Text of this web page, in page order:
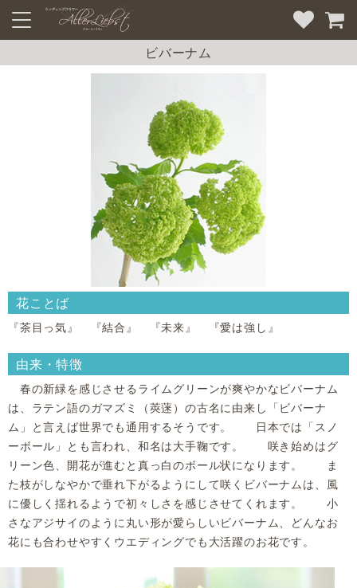
ビバーナム
花ことば
『茶目っ気』 『結合』 『未来』 『愛は強し』
由来・特徴
春の新緑を感じさせるライムグリーンが爽やかなビバーナム
は、ラテン語のガマズミ（莢蒾）の古名に由来し「ビバーナ
ム」と言えば世界でも通用するそうです。 日本では「スノ
ーボール」とも言われ、和名は大手鞠です。 咲き始めはグ
リーン色、開花が進むと真っ白のボール状になります。 ま
た枝がしなやかで垂れ下がるようにして咲くビバーナムは、風
に優しく揺れるようで初々しさを感じさせてくれます。 小
さなアジサイのように丸い形が愛らしいビバーナム、どんなお
花にも合わせやすくウエディングでも大活躍のお花です。